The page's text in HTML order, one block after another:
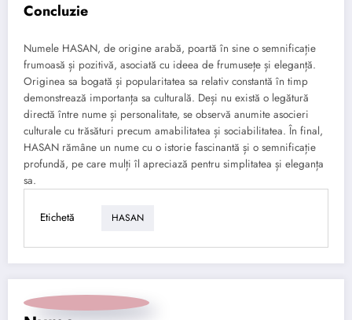
Concluzie
Numele HASAN, de origine arabă, poartă în sine o semnificație
frumoasă și pozitivă, asociată cu ideea de frumusețe și eleganță.
Originea sa bogată și popularitatea sa relativ constantă în timp
demonstrează importanța sa culturală. Deși nu există o legătură
directă între nume și personalitate, se observă anumite asocieri
culturale cu trăsături precum amabilitatea și sociabilitatea. În final,
HASAN rămâne un nume cu o istorie fascinantă și o semnificație
profundă, pe care mulți îl apreciază pentru simplitatea și eleganța
sa.
Etichetă HASAN